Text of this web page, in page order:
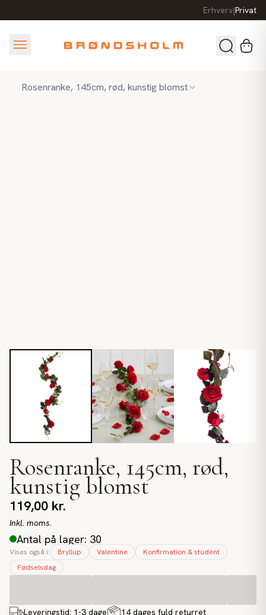
Erhverv|Privat
Rosenranke, 145cm, rød, kunstig blomst
Rosenranke, 145cm, rød,
kunstig blomst
119,00 kr.
Inkl. moms.
Antal på lager: 30
Vises også i: Bryllup Valentine
Konfirmation & student
Fødselsdag
Leveringstid: 1-3 dage 14 dages fuld returret